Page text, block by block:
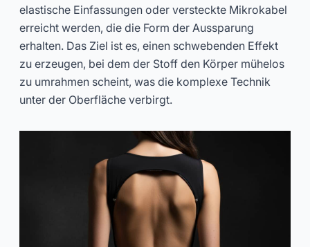
elastische Einfassungen oder versteckte Mikrokabel
erreicht werden, die die Form der Aussparung
erhalten. Das Ziel ist es, einen schwebenden Effekt
zu erzeugen, bei dem der Stoff den Körper mühelos
zu umrahmen scheint, was die komplexe Technik
unter der Oberfläche verbirgt.